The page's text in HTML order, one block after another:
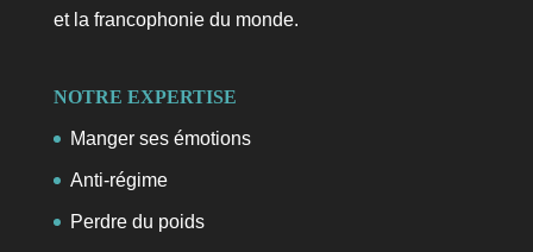
et la francophonie du monde.
NOTRE EXPERTISE
Manger ses émotions
Anti-régime
Perdre du poids